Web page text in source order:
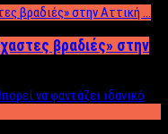
βραδιές» στην